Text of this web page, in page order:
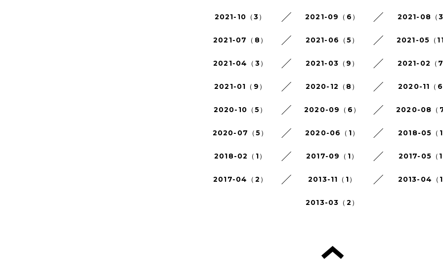
2021-10（3） 2021-09（6） 2021-08（3
2021-07（8） 2021-06（5） 2021-05（11
2021-04（3） 2021-03（9） 2021-02（7
2021-01（9） 2020-12（8） 2020-11（6
2020-10（5） 2020-09（6） 2020-08（7
2020-07（5） 2020-06（1） 2018-05（1
2018-02（1） 2017-09（1） 2017-05（1
2017-04（2） 2013-11（1） 2013-04（1
2013-03（2）